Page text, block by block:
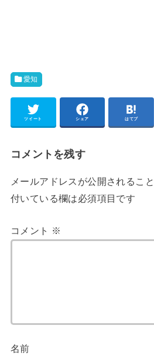
愛知
ツイート シェア はてブ
コメントを残す
メールアドレスが公開されるこ
付いている欄は必須項目です
コメント ※
名前